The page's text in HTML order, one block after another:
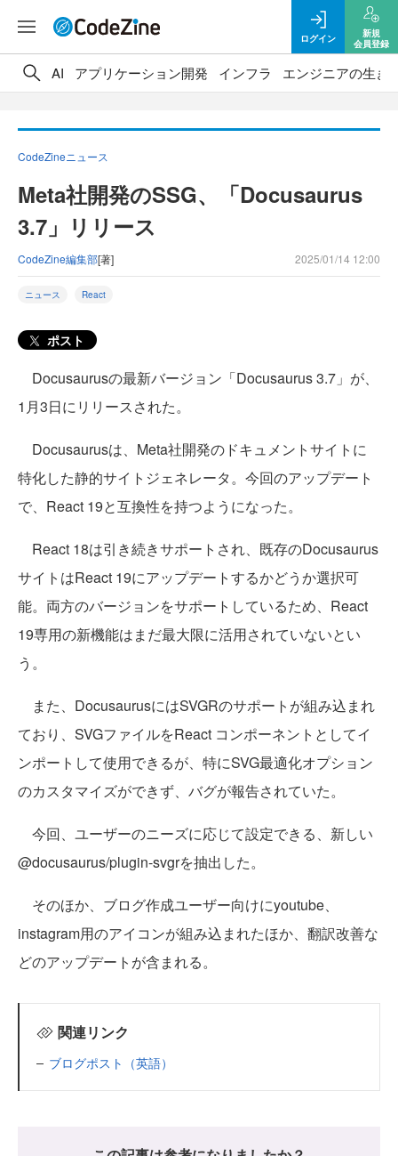
ログイン
新規
会員登録
AI アプリケーション開発 インフラ エンジニアの生き
CodeZineニュース
Meta社開発のSSG、「Docusaurus
3.7」リリース
CodeZine編集部[著] 2025/01/14 12:00
ニュース React
ポスト
Docusaurusの最新バージョン「Docusaurus 3.7」が、
1月3日にリリースされた。
Docusaurusは、Meta社開発のドキュメントサイトに
特化した静的サイトジェネレータ。今回のアップデート
で、React 19と互換性を持つようになった。
React 18は引き続きサポートされ、既存のDocusaurus
サイトはReact 19にアップデートするかどうか選択可
能。両方のバージョンをサポートしているため、React
19専用の新機能はまだ最大限に活用されていないとい
う。
また、DocusaurusにはSVGRのサポートが組み込まれ
ており、SVGファイルをReact コンポーネントとしてイ
ンポートして使用できるが、特にSVG最適化オプション
のカスタマイズができず、バグが報告されていた。
今回、ユーザーのニーズに応じて設定できる、新しい
@docusaurus/plugin-svgrを抽出した。
そのほか、ブログ作成ユーザー向けにyoutube、
instagram用のアイコンが組み込まれたほか、翻訳改善な
どのアップデートが含まれる。
関連リンク
ブログポスト（英語）